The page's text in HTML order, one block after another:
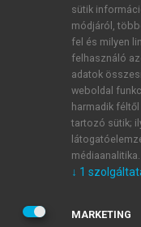
ÚJ FIÓK
1 óra díjmentes
E-MAIL-CÍM
JELSZÓ
sütik
módjáról,
fel és milyen
felhasználó
adatok
weboldal
harmadik
tartozó sütik;
médiaanalitika.
↓ 1
MARKETING